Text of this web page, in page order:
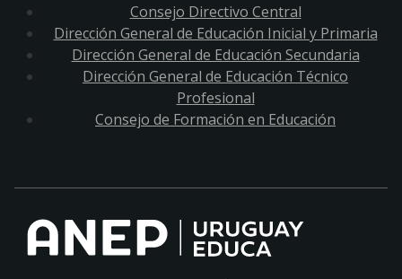
Consejo Directivo Central
Dirección General de Educación Inicial y Primaria
Dirección General de Educación Secundaria
Dirección General de Educación Técnico
Profesional
Consejo de Formación en Educación